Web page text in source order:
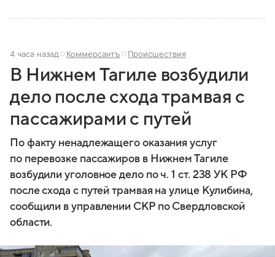
4 часа назад Коммерсантъ Происшествия
В Нижнем Тагиле возбудили
дело после схода трамвая с
пассажирами с путей
По факту ненадлежащего оказания услуг
по перевозке пассажиров в Нижнем Тагиле
возбудили уголовное дело по ч. 1 ст. 238 УК РФ
после схода с путей трамвая на улице Кулибина,
сообщили в управлении СКР по Свердловской
области.